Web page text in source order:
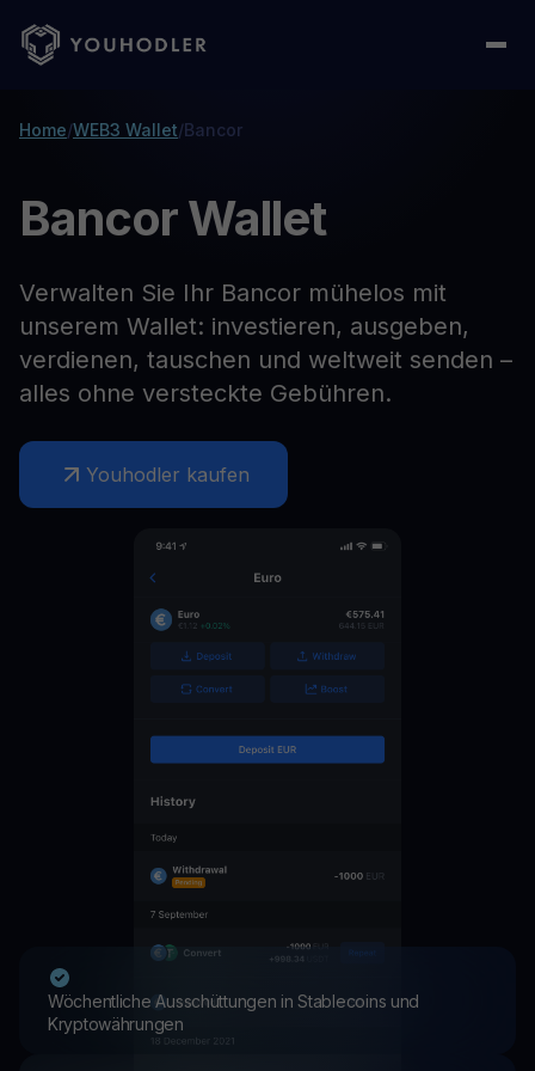
Home/WEB3 Wallet/Bancor
Bancor Wallet
Verwalten Sie Ihr Bancor mühelos mit
unserem Wallet: investieren, ausgeben,
verdienen, tauschen und weltweit senden –
alles ohne versteckte Gebühren.
Youhodler kaufen
Wöchentliche Ausschüttungen in Stablecoins und
Kryptowährungen